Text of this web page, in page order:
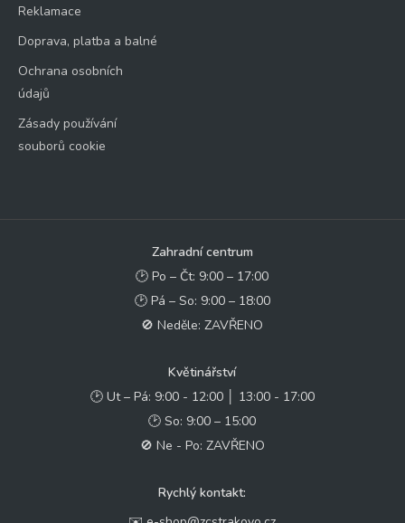
Reklamace
Doprava, platba a balné
Ochrana osobních
údajů
Zásady používání
souborů cookie
Zahradní centrum
🕑 Po – Čt: 9:00 – 17:00
🕑 Pá – So: 9:00 – 18:00
🚫 Neděle: ZAVŘENO
Květinářství
🕑 Ut – Pá: 9:00 - 12:00 │ 13:00 - 17:00
🕑 So: 9:00 – 15:00
🚫 Ne - Po: ZAVŘENO
Rychlý kontakt: